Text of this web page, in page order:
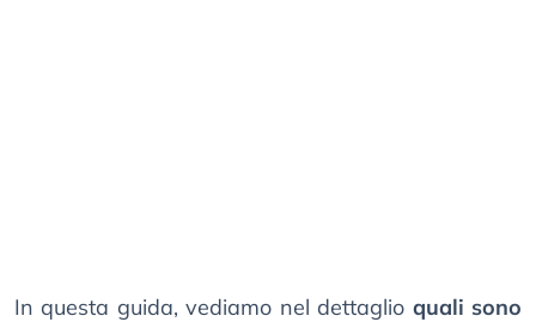
In questa guida, vediamo nel dettaglio quali sono